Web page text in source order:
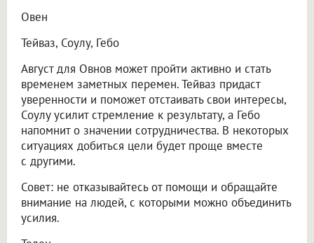
Овен
Тейваз, Соулу, Гебо
Август для Овнов может пройти активно и стать
временем заметных перемен. Тейваз придаст
уверенности и поможет отстаивать свои интересы,
Соулу усилит стремление к результату, а Гебо
напомнит о значении сотрудничества. В некоторых
ситуациях добиться цели будет проще вместе
с другими.
Совет: не отказывайтесь от помощи и обращайте
внимание на людей, с которыми можно объединить
усилия.